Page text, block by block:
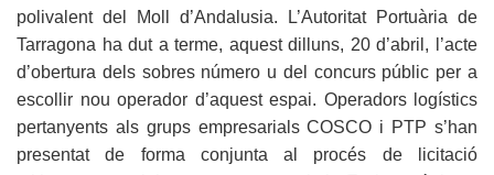
polivalent del Moll d’Andalusia. L’Autoritat Portuària de
Tarragona ha dut a terme, aquest dilluns, 20 d’abril, l’acte
d’obertura dels sobres número u del concurs públic per a
escollir nou operador d’aquest espai. Operadors logístics
pertanyents als grups empresarials COSCO i PTP s’han
presentat de forma conjunta al procés de licitació